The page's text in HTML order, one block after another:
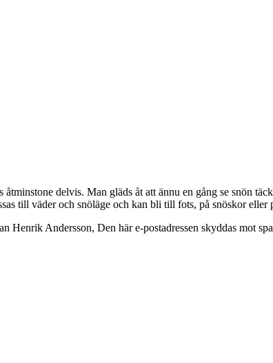
delvis. Man gläds åt att ännu en gång se snön
till väder och snöläge och kan bli till fots, på snöskor
Henrik Andersson, Den här e-postadressen skyddas mot